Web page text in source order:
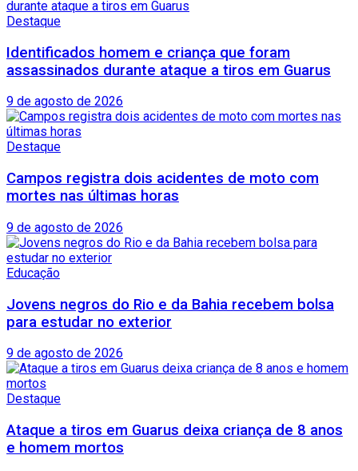
Destaque
Identificados homem e criança que foram
assassinados durante ataque a tiros em Guarus
9 de agosto de 2026
Destaque
Campos registra dois acidentes de moto com
mortes nas últimas horas
9 de agosto de 2026
Educação
Jovens negros do Rio e da Bahia recebem bolsa
para estudar no exterior
9 de agosto de 2026
Destaque
Ataque a tiros em Guarus deixa criança de 8 anos
e homem mortos